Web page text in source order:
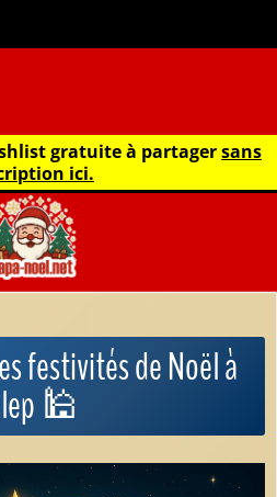
gratuite à partagersans
ici.
festivités de Noël à
🕌